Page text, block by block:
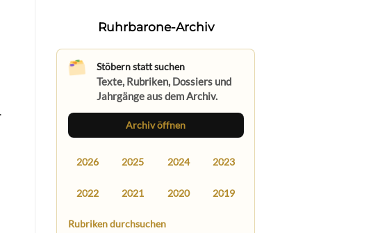
Ruhrbarone-Archiv
Stöbern statt suchen
Texte, Rubriken, Dossiers und
Jahrgänge aus dem Archiv.
Archiv öffnen
2026 2025 2024 2023
2022 2021 2020 2019
Rubriken durchsuchen